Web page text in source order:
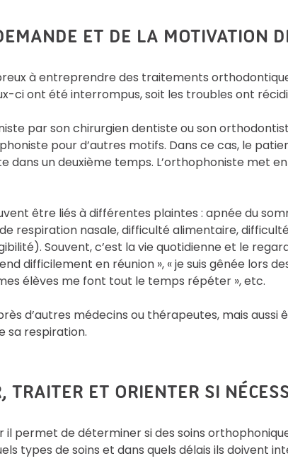
ET DE LA MOTIVATION
à entreprendre des traitements
ci ont été interrompus, soit les troubles ont
par son chirurgien dentiste ou son
pour d’autres motifs. Dans ce cas, le
dans un deuxième temps. L’orthophoniste met
être liés à différentes plaintes : apnée du
respiration nasale, difficulté alimentaire,
Souvent, c’est la vie quotidienne et le
difficilement en réunion », « je suis gênée lors
élèves me font tout le temps répéter », etc.
d’autres médecins ou thérapeutes, mais
sa respiration.
TRAITER ET ORIENTER SI
permet de déterminer si des soins
types de soins et dans quels délais ils doivent